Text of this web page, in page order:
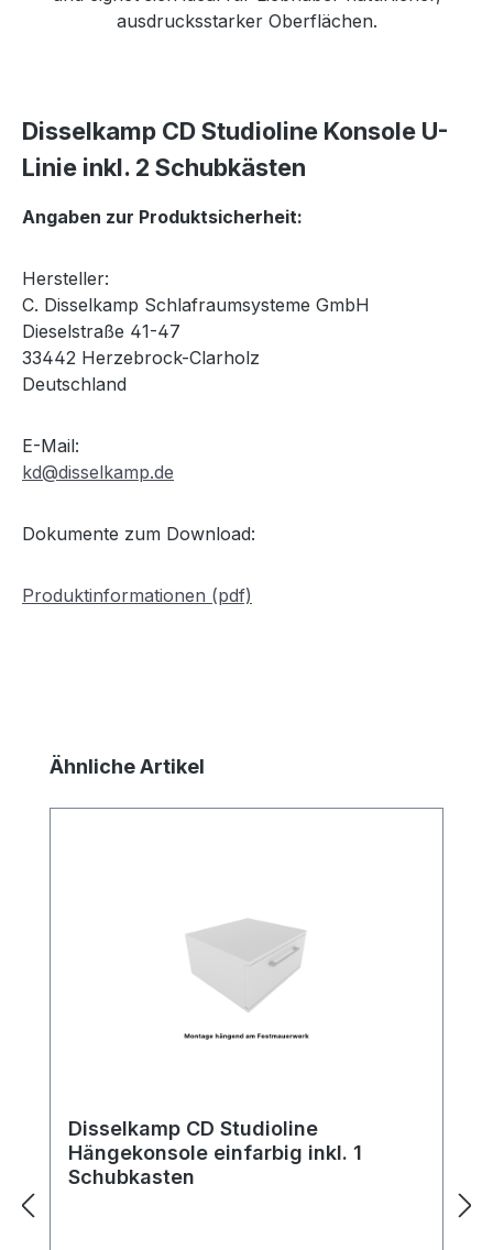
ausdrucksstarker Oberflächen.
Disselkamp CD Studioline Konsole U-
Linie inkl. 2 Schubkästen
Angaben zur Produktsicherheit:
Hersteller:
C. Disselkamp Schlafraumsysteme GmbH
Dieselstraße 41-47
33442 Herzebrock-Clarholz
Deutschland
E-Mail:
kd@disselkamp.de
Dokumente zum Download:
Produktinformationen (pdf)
Produktgalerie überspringen
Ähnliche Artikel
Disselkamp CD Studioline
Hängekonsole einfarbig inkl. 1
Schubkasten